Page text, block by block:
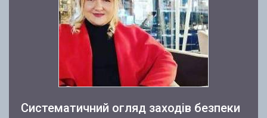
Систематичний огляд заходів безпеки